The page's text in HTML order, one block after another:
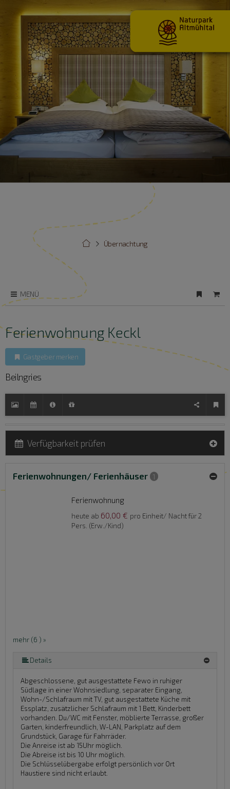
Übernachtung
MENÜ
Ferienwohnung Keckl
Gastgeber merken
Beilngries
Verfügbarkeit prüfen
Ferienwohnungen/ Ferienhäuser 1
mehr (6 ) »
mehr (6 ) »
mehr (6 ) »
Ferienwohnung
heute ab 60,00 € pro Einheit/ Nacht für 2
Pers. (Erw./Kind)
Details
Abgeschlossene, gut ausgestattete Fewo in ruhiger
Südlage in einer Wohnsiedlung, separater Eingang,
Wohn-/Schlafraum mit TV, gut ausgestattete Küche mit
Essplatz, zusätzlicher Schlafraum mit 1 Bett, Kinderbett
vorhanden. Du/WC mit Fenster, möblierte Terrasse, großer
Garten, kinderfreundlich, W-LAN, Parkplatz auf dem
Grundstück, Garage für Fahrräder.
Die Anreise ist ab 15Uhr möglich.
Die Abreise ist bis 10 Uhr möglich.
Die Schlüsselübergabe erfolgt persönlich vor Ort
Haustiere sind nicht erlaubt.